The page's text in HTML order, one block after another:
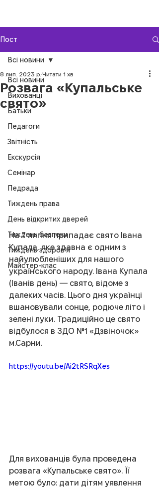
Пост
Всі новини
Вихованці
Батьки
Педагоги
Звітність
Екскурсія
Семінар
Педрада
Тиждень права
День відкритих дверей
Тиждень безпеки
Тиждень здоров'я
Майстер-клас
Всі новини
Розвага «Купальське
свято»
8 лип. 2023 р. Читати 1 хв
На 7 липня припадає свято Івана
Купала, яке здавна є одним з
найулюбленіших для нашого
українського народу. Івана Купала
(Іванів день) — свято, відоме з
далеких часів. Цього дня українці
вшановували сонце, родюче літо і
зелені луки. Традиційно це свято
відбулося в ЗДО №1 «Дзвіночок»
м.Сарни.
https://youtu.be/Ai2tRSRqXes
Для вихованців була проведена
розвага «Купальське свято». Її
метою було: дати дітям уявлення